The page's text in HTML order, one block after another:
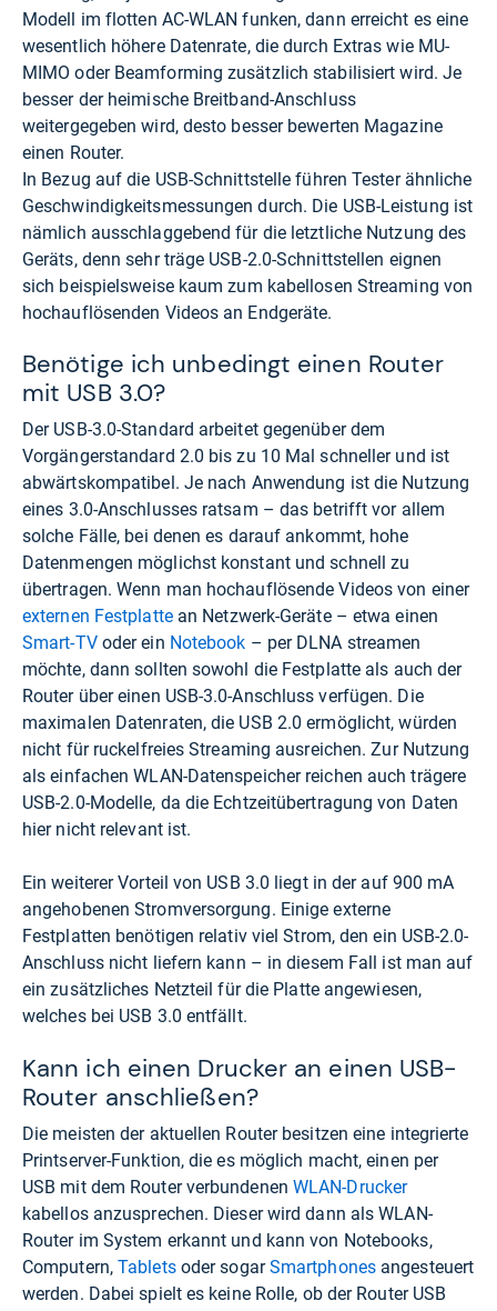
Modell im flotten AC-WLAN funken, dann erreicht es eine
wesentlich höhere Datenrate, die durch Extras wie MU-
MIMO oder Beamforming zusätzlich stabilisiert wird. Je
besser der heimische Breitband-Anschluss
weitergegeben wird, desto besser bewerten Magazine
einen Router.
In Bezug auf die USB-Schnittstelle führen Tester ähnliche
Geschwindigkeitsmessungen durch. Die USB-Leistung ist
nämlich ausschlaggebend für die letztliche Nutzung des
Geräts, denn sehr träge USB-2.0-Schnittstellen eignen
sich beispielsweise kaum zum kabellosen Streaming von
hochauflösenden Videos an Endgeräte.
Benötige ich unbedingt einen Router
mit USB 3.0?
Der USB-3.0-Standard arbeitet gegenüber dem
Vorgängerstandard 2.0 bis zu 10 Mal schneller und ist
abwärtskompatibel. Je nach Anwendung ist die Nutzung
eines 3.0-Anschlusses ratsam – das betrifft vor allem
solche Fälle, bei denen es darauf ankommt, hohe
Datenmengen möglichst konstant und schnell zu
übertragen. Wenn man hochauflösende Videos von einer
externen Festplattean Netzwerk-Geräte – etwa einen
Smart-TVoder ein Notebook – per DLNA streamen
möchte, dann sollten sowohl die Festplatte als auch der
Router über einen USB-3.0-Anschluss verfügen. Die
maximalen Datenraten, die USB 2.0 ermöglicht, würden
nicht für ruckelfreies Streaming ausreichen. Zur Nutzung
als einfachen WLAN-Datenspeicher reichen auch trägere
USB-2.0-Modelle, da die Echtzeitübertragung von Daten
hier nicht relevant ist.
Ein weiterer Vorteil von USB 3.0 liegt in der auf 900 mA
angehobenen Stromversorgung. Einige externe
Festplatten benötigen relativ viel Strom, den ein USB-2.0-
Anschluss nicht liefern kann – in diesem Fall ist man auf
ein zusätzliches Netzteil für die Platte angewiesen,
welches bei USB 3.0 entfällt.
Kann ich einen Drucker an einen USB-
Router anschließen?
Die meisten der aktuellen Router besitzen eine integrierte
Printserver-Funktion, die es möglich macht, einen per
USB mit dem Router verbundenen WLAN-Drucker
kabellos anzusprechen. Dieser wird dann als WLAN-
Router im System erkannt und kann von Notebooks,
Computern,Tablets oder sogarSmartphones angesteuert
werden. Dabei spielt es keine Rolle, ob der Router USB